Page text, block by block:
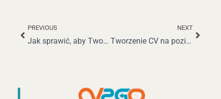
Prev
PREVIOUS
Jak sprawić, aby Twoje CV się wyróżniało i pomogło zdobyć wymarzoną pracę
NEXT
Tworzenie CV na poziomie podstawowym w marketingu, które przyciąga uwagę